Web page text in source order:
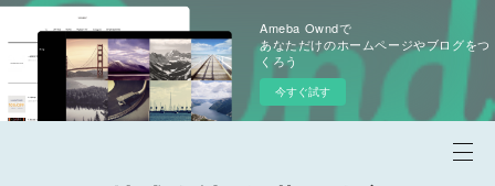
Ameba Owndで
あなただけのホームページやブログをつ
くろう
今すぐ試す